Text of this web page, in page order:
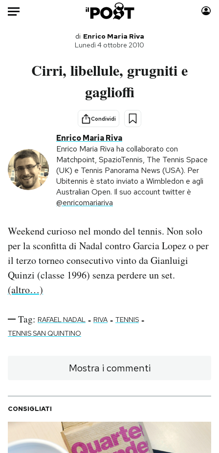
Auto
Scienza
Cultura
Economia
Moda
Libri
Consumismi
Storie/Idee
Media
Europa
Altrecose
Mondiali calcio 2026
NEWSLETTER
SHOP
AREA PERSONALE
Area Personale
Newsletter
Notifiche mobile
di Enrico Maria Riva
Lunedì 4 ottobre 2010
Cirri, libellule, grugniti e
gaglioffi
Condividi
Enrico Maria Riva
Enrico Maria Riva ha collaborato con
Matchpoint, SpazioTennis, The Tennis Space
(UK) e Tennis Panorama News (USA). Per
Ubitennis è stato inviato a Wimbledon e agli
Australian Open. Il suo account twitter è
@enricomariariva
Weekend curioso nel mondo del tennis. Non solo
per la sconfitta di Nadal contro Garcia Lopez o per
il terzo torneo consecutivo vinto da Gianluigi
Quinzi (classe 1996) senza perdere un set.
(altro…)
Tag: RAFAEL NADAL - RIVA - TENNIS -
TENNIS SAN QUINTINO
Mostra i commenti
CONSIGLIATI